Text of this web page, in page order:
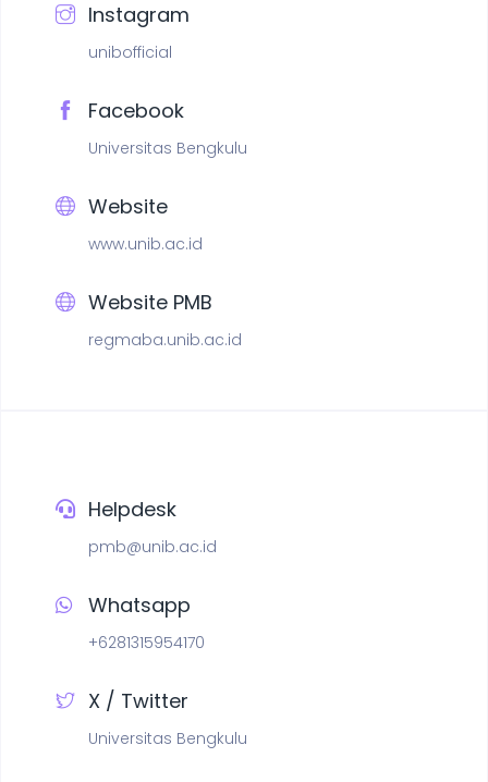
Instagram
unibofficial
Facebook
Universitas Bengkulu
Website
www.unib.ac.id
Website PMB
regmaba.unib.ac.id
Helpdesk
pmb@unib.ac.id
Whatsapp
+6281315954170
X / Twitter
Universitas Bengkulu